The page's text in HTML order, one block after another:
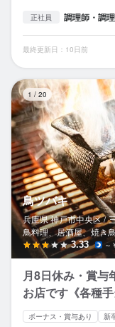
正社員 調理師・調
最終更新日：10日前
1 / 20
鳥ツバキ
兵庫県 神戸市中央区 /
鳥料理、居酒屋、焼き
3.33 ～
月8日休み・賞与
お店です《各種
ボーナス・賞与あり 新